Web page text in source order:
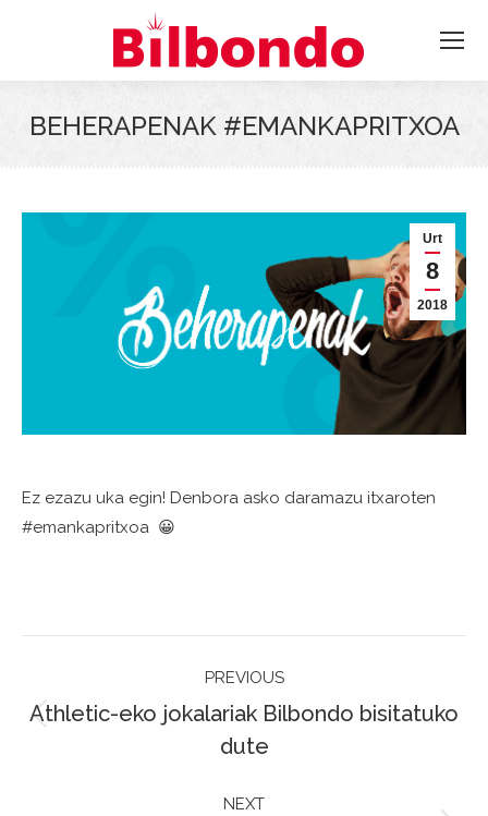
BEHERAPENAK #EMANKAPRITXOA
Urt
8
2018
Ez ezazu uka egin! Denbora asko daramazu itxaroten
#emankapritxoa 😀
PREVIOUS
Previous
post:
Athletic-eko jokalariak Bilbondo bisitatuko
dute
NEXT